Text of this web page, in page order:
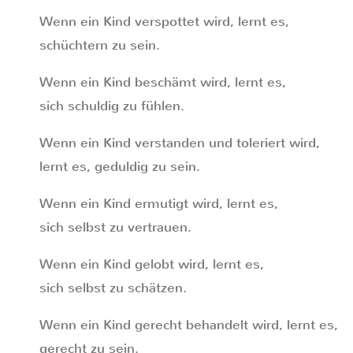
Wenn ein Kind verspottet wird, lernt es,
schüchtern zu sein.
Wenn ein Kind beschämt wird, lernt es,
sich schuldig zu fühlen.
Wenn ein Kind verstanden und toleriert wird,
lernt es, geduldig zu sein.
Wenn ein Kind ermutigt wird, lernt es,
sich selbst zu vertrauen.
Wenn ein Kind gelobt wird, lernt es,
sich selbst zu schätzen.
Wenn ein Kind gerecht behandelt wird, lernt es,
gerecht zu sein.